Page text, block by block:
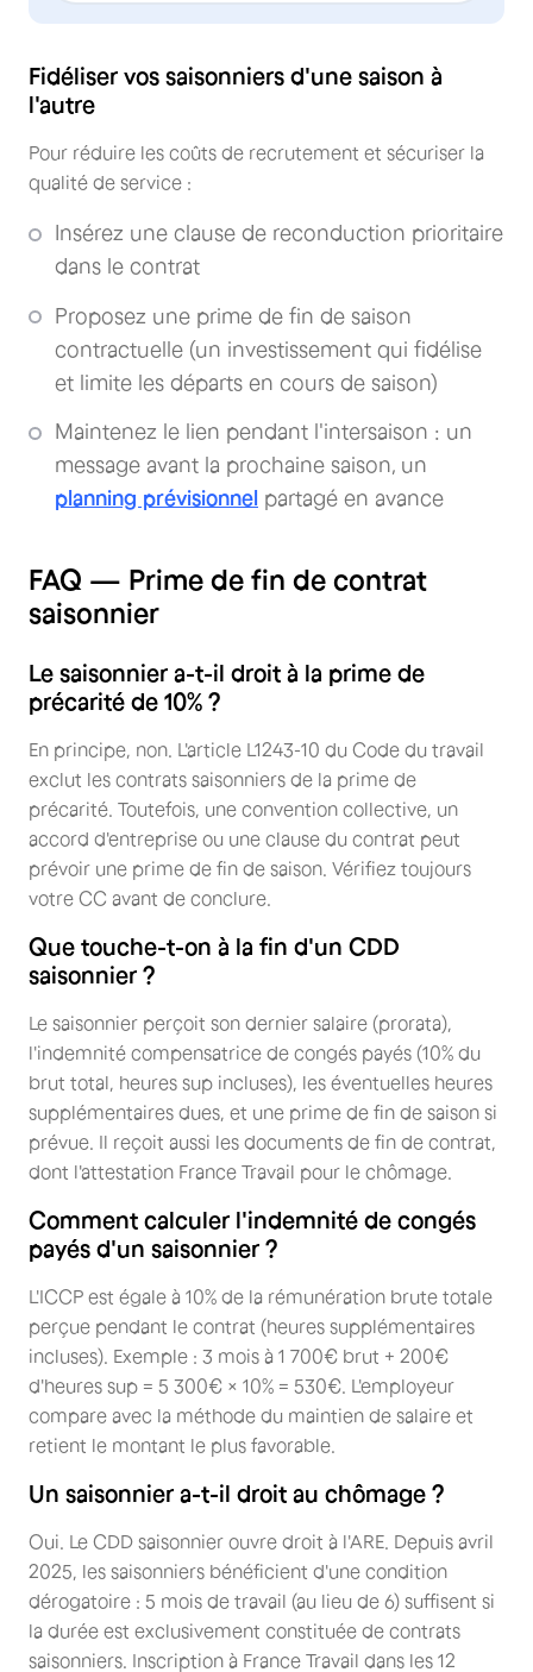
Fidéliser vos saisonniers d'une saison à
l'autre
Pour réduire les coûts de recrutement et sécuriser la
qualité de service :
Insérez une clause de reconduction prioritaire
dans le contrat
Proposez une prime de fin de saison
contractuelle (un investissement qui fidélise
et limite les départs en cours de saison)
Maintenez le lien pendant l'intersaison : un
message avant la prochaine saison, un
planning prévisionnel partagé en avance
FAQ — Prime de fin de contrat
saisonnier
Le saisonnier a-t-il droit à la prime de
précarité de 10% ?
En principe, non. L'article L1243-10 du Code du travail
exclut les contrats saisonniers de la prime de
précarité. Toutefois, une convention collective, un
accord d'entreprise ou une clause du contrat peut
prévoir une prime de fin de saison. Vérifiez toujours
votre CC avant de conclure.
Que touche-t-on à la fin d'un CDD
saisonnier ?
Le saisonnier perçoit son dernier salaire (prorata),
l'indemnité compensatrice de congés payés (10% du
brut total, heures sup incluses), les éventuelles heures
supplémentaires dues, et une prime de fin de saison si
prévue. Il reçoit aussi les documents de fin de contrat,
dont l'attestation France Travail pour le chômage.
Comment calculer l'indemnité de congés
payés d'un saisonnier ?
L'ICCP est égale à 10% de la rémunération brute totale
perçue pendant le contrat (heures supplémentaires
incluses). Exemple : 3 mois à 1 700€ brut + 200€
d'heures sup = 5 300€ × 10% = 530€. L'employeur
compare avec la méthode du maintien de salaire et
retient le montant le plus favorable.
Un saisonnier a-t-il droit au chômage ?
Oui. Le CDD saisonnier ouvre droit à l'ARE. Depuis avril
2025, les saisonniers bénéficient d'une condition
dérogatoire : 5 mois de travail (au lieu de 6) suffisent si
la durée est exclusivement constituée de contrats
saisonniers. Inscription à France Travail dans les 12